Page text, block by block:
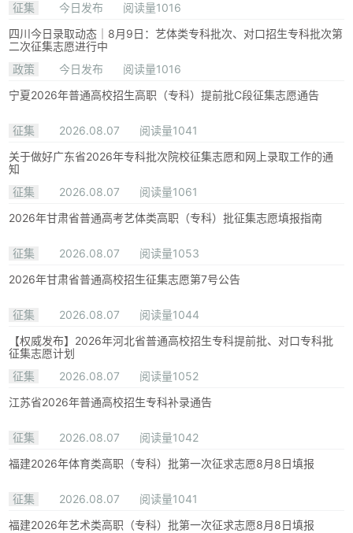
征集
今日发布
阅读量1016
四川今日录取动态｜8月9日：艺体类专科批次、对口招生专科批次第
二次征集志愿进行中
政策
今日发布
阅读量1016
宁夏2026年普通高校招生高职（专科）提前批C段征集志愿通告
征集 2026.08.07
阅读量1041
关于做好广东省2026年专科批次院校征集志愿和网上录取工作的通
知
征集
2026.08.07
阅读量1061
2026年甘肃省普通高考艺体类高职（专科）批征集志愿填报指南
征集 2026.08.07
阅读量1053
2026年甘肃省普通高校招生征集志愿第7号公告
征集 2026.08.07
阅读量1044
【权威发布】2026年河北省普通高校招生专科提前批、对口专科批
征集志愿计划
征集
2026.08.07
阅读量1052
江苏省2026年普通高校招生专科补录通告
征集 2026.08.07
阅读量1042
福建2026年体育类高职（专科）批第一次征求志愿8月8日填报
征集 2026.08.07
阅读量1041
福建2026年艺术类高职（专科）批第一次征求志愿8月8日填报